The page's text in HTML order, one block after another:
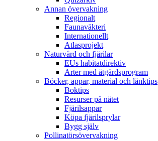
Annan övervakning
Regionalt
Faunaväkteri
Internationellt
Atlasprojekt
Naturvård och fjärilar
EUs habitatdirektiv
Arter med åtgärdsprogram
Böcker, appar, material och länktips
Boktips
Resurser på nätet
Fjärilsappar
Köpa fjärilsprylar
Bygg själv
Pollinatörsövervakning